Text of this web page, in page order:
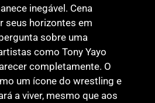
inegável. Cena
seus horizontes em
sobre uma
como Tony Yayo
completamente. O
um ícone do wrestling e
a viver, mesmo que aos